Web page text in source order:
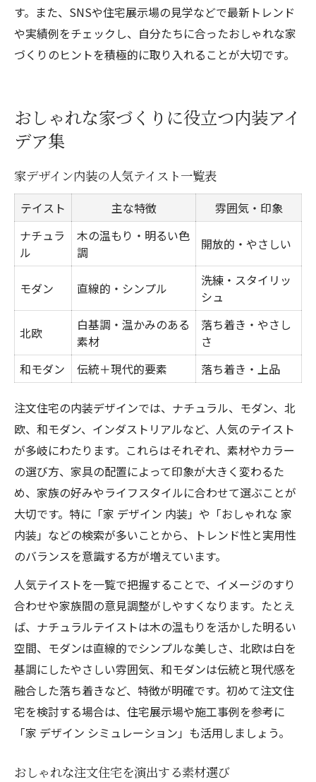
す。また、SNSや住宅展示場の見学などで最新トレンド
や実績例をチェックし、自分たちに合ったおしゃれな家
づくりのヒントを積極的に取り入れることが大切です。
おしゃれな家づくりに役立つ内装アイ
デア集
家デザイン内装の人気テイスト一覧表
テイスト 主な特徴
雰囲気・印象
ナチュラ
ル
木の温もり・明るい色
調
開放的・やさしい
モダン 直線的・シンプル
洗練・スタイリッ
シュ
北欧
白基調・温かみのある
素材
落ち着き・やさし
さ
和モダン
伝統＋現代的要素 落ち着き・上品
注文住宅の内装デザインでは、ナチュラル、モダン、北
欧、和モダン、インダストリアルなど、人気のテイスト
が多岐にわたります。これらはそれぞれ、素材やカラー
の選び方、家具の配置によって印象が大きく変わるた
め、家族の好みやライフスタイルに合わせて選ぶことが
大切です。特に「家 デザイン 内装」や「おしゃれな 家
内装」などの検索が多いことから、トレンド性と実用性
のバランスを意識する方が増えています。
人気テイストを一覧で把握することで、イメージのすり
合わせや家族間の意見調整がしやすくなります。たとえ
ば、ナチュラルテイストは木の温もりを活かした明るい
空間、モダンは直線的でシンプルな美しさ、北欧は白を
基調にしたやさしい雰囲気、和モダンは伝統と現代感を
融合した落ち着きなど、特徴が明確です。初めて注文住
宅を検討する場合は、住宅展示場や施工事例を参考に
「家 デザイン シミュレーション」も活用しましょう。
おしゃれな注文住宅を演出する素材選び